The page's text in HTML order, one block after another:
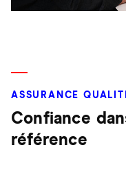
ASSURANCE
Confiance
référence